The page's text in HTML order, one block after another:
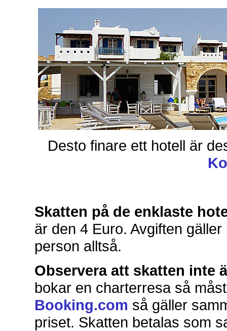
Desto finare ett hotell är
Skatten på de enklaste
är den 4 Euro. Avgiften
person alltså.
Observera att skatten inte
bokar en charterresa så
Booking.com så gäller
priset. Skatten betalas som